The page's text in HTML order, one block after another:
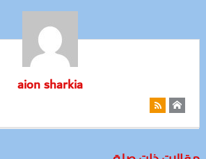
aion sharkia